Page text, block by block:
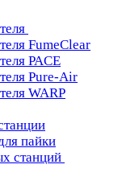
FumeClear
PACE
Pure-Air
WARP
пайки
станций